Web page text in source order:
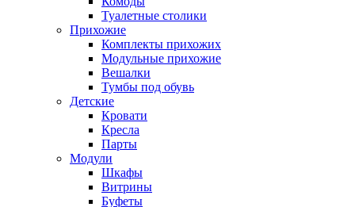
Туалетные столики
Прихожие
Комплекты прихожих
Модульные прихожие
Вешалки
Тумбы под обувь
Детские
Кровати
Кресла
Парты
Модули
Шкафы
Витрины
Буфеты